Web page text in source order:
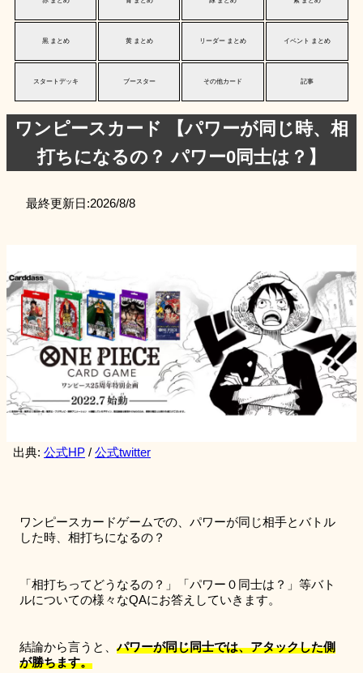
ワンピースカード 【パワーが同じ時、相
打ちになるの？ パワー0同士は？】
最終更新日:2026/8/8
出典: 公式HP / 公式twitter
ワンピースカードゲームでの、パワーが同じ相手とバトル
した時、相打ちになるの？
「相打ちってどうなるの？」「パワー０同士は？」等バト
ルについての様々なQAにお答えしていきます。
結論から言うと、パワーが同じ同士では、アタックした側
が勝ちます。